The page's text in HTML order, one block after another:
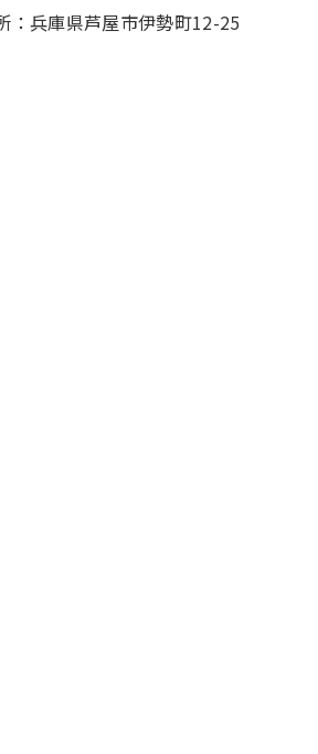
：兵庫県芦屋市伊勢町12-25